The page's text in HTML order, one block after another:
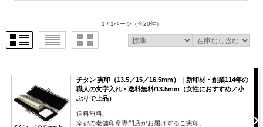
1 / 1ページ （全20件）
チタン 実印（13.5／15／16.5mm）｜新印材・創業114年の
職人の文字入れ・送料無料/13.5mm（女性におすすめ／小
ぶりで上品）
送料無料。
京都の老舗印章専門店がお届けするご実印。